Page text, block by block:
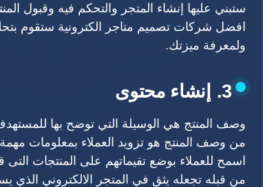
ستبني عليها إنشاء المتجر والتحكم فيه وقبول
افضل شركات تصميم متاجر الكترونية ستقوم
ولمعرفة ميزتك.
3. إنشاء محتوى
وصف المنتج هي الوسيلة التي توضح بها
من وصف المنتج هو تزويد العملاء بمعلومات
اسمح للعملاء بوضع تقيماتهم على المنتجات التى
من قبله تجعله يثق في المتجر الالكتروني الذي